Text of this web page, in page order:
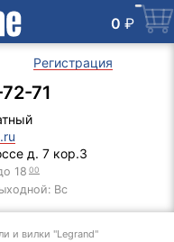
0 ₽
Регистрация
71
д. 7 кор.3
18 00
Вс
и вилки "Legrand"